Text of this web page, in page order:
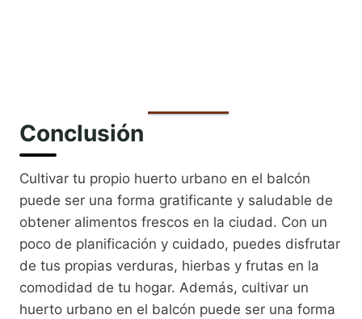
Conclusión
Cultivar tu propio huerto urbano en el balcón
puede ser una forma gratificante y saludable de
obtener alimentos frescos en la ciudad. Con un
poco de planificación y cuidado, puedes disfrutar
de tus propias verduras, hierbas y frutas en la
comodidad de tu hogar. Además, cultivar un
huerto urbano en el balcón puede ser una forma